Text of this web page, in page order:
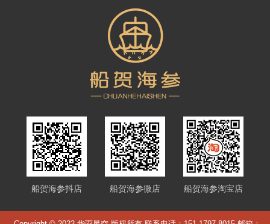
船贺海参抖店 船贺海参微店 船贺海参淘宝店